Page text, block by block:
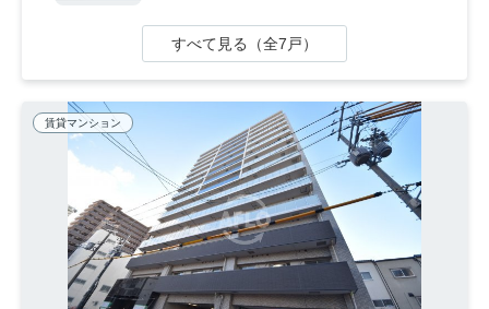
すべて見る（全7戸）
賃貸マンション